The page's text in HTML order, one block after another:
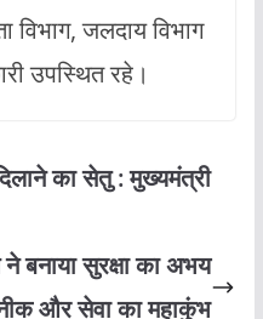
विभाग, जलदाय विभाग
उपस्थित रहे।
का सेतु : मुख्यमंत्री
बनाया सुरक्षा का अभय
और सेवा का महाकुंभ